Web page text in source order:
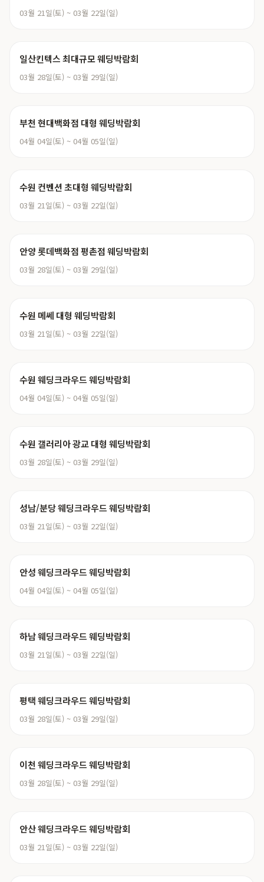
03월 21일(토) ~ 03월 22일(일)
일산킨텍스 최대규모 웨딩박람회
03월 28일(토) ~ 03월 29일(일)
부천 현대백화점 대형 웨딩박람회
04월 04일(토) ~ 04월 05일(일)
수원 컨벤션 초대형 웨딩박람회
03월 21일(토) ~ 03월 22일(일)
안양 롯데백화점 평촌점 웨딩박람회
03월 28일(토) ~ 03월 29일(일)
수원 메쎄 대형 웨딩박람회
03월 21일(토) ~ 03월 22일(일)
수원 웨딩크라우드 웨딩박람회
04월 04일(토) ~ 04월 05일(일)
수원 갤러리아 광교 대형 웨딩박람회
03월 28일(토) ~ 03월 29일(일)
성남/분당 웨딩크라우드 웨딩박람회
03월 21일(토) ~ 03월 22일(일)
안성 웨딩크라우드 웨딩박람회
04월 04일(토) ~ 04월 05일(일)
하남 웨딩크라우드 웨딩박람회
03월 21일(토) ~ 03월 22일(일)
평택 웨딩크라우드 웨딩박람회
03월 28일(토) ~ 03월 29일(일)
이천 웨딩크라우드 웨딩박람회
03월 28일(토) ~ 03월 29일(일)
안산 웨딩크라우드 웨딩박람회
03월 21일(토) ~ 03월 22일(일)